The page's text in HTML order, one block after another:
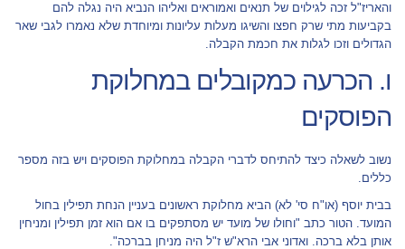
והאריז"ל זכה לגילוים של תנאים ואמוראים ואליהו הנביא היה נגלה להם
בקביעות מתי שרק חפצו והשיגו מעלות עליונות ומיוחדת שלא נאמרו לגבי שאר
הגדולים וזכו לגלות את חכמת הקבלה.
ו. הכרעה כמקובלים במחלוקת
הפוסקים
נשוב לשאלה כיצד להתיחס לדברי הקבלה במחלוקת הפוסקים ויש בזה מספר
כללים.
בבית יוסף (או"ח סי' לא) הביא מחלוקת ראשונים בעניין הנחת תפילין בחול
המועד. הטור כתב "וחולו של מועד יש מסתפקים בו אם הוא זמן תפילין ומניחין
אותן בלא ברכה. ואדוני אבי הרא"ש ז"ל היה מניחן בברכה".